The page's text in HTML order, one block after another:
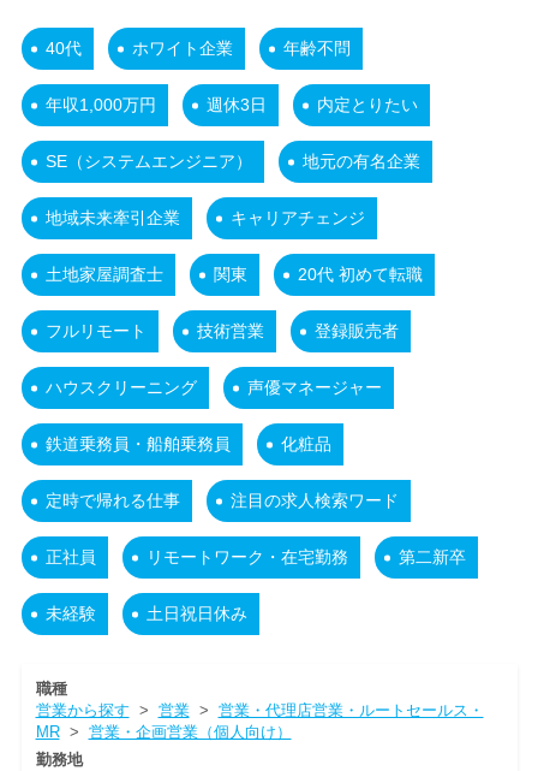
40代 ホワイト企業 年齢不問
年収1,000万円 週休3日 内定とりたい
SE（システムエンジニア） 地元の有名企業
地域未来牽引企業 キャリアチェンジ
土地家屋調査士 関東 20代 初めて転職
フルリモート 技術営業 登録販売者
ハウスクリーニング 声優マネージャー
鉄道乗務員・船舶乗務員 化粧品
定時で帰れる仕事 注目の求人検索ワード
正社員 リモートワーク・在宅勤務 第二新卒
未経験 土日祝日休み
職種
営業から探す > 営業> 営業・代理店営業・ルートセールス・
MR> 営業・企画営業（個人向け）
勤務地